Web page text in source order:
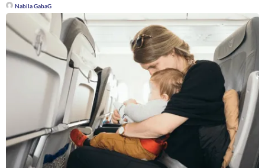
Nabila GabaG